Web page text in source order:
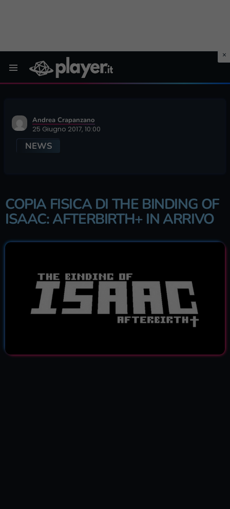
Andrea Crapanzano
25 Giugno 2017, 10:00
NEWS
COPIA FISICA DI THE BINDING OF
ISAAC: AFTERBIRTH+ IN ARRIVO